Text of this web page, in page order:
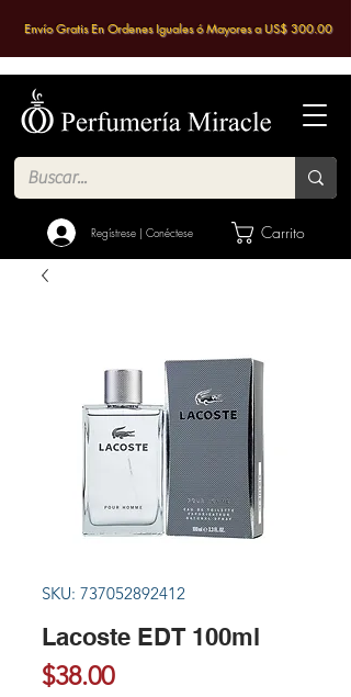
Regístrese | Conéctese Carrito
Envío Gratis En Ordenes Iguales ó Mayores a US$ 300.00
SKU: 737052892412
Lacoste EDT 100ml
$38.00Precio